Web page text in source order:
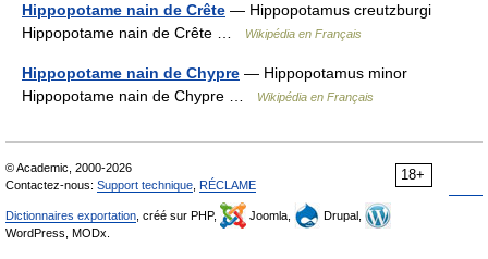
Hippopotame nain de Crête — Hippopotamus creutzburgi
Hippopotame nain de Crête …
Wikipédia en Français
Hippopotame nain de Chypre — Hippopotamus minor
Hippopotame nain de Chypre …
Wikipédia en Français
18+
© Academic, 2000-2026
Contactez-nous: Support technique RÉCLAME
Dictionnaires exportation , créé sur PHP, Joomla,
Drupal,
WordPress, MODx.